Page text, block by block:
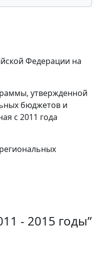
Федерации на
утвержденной
бюджетов и
с 2011 года
- 2015 годы”